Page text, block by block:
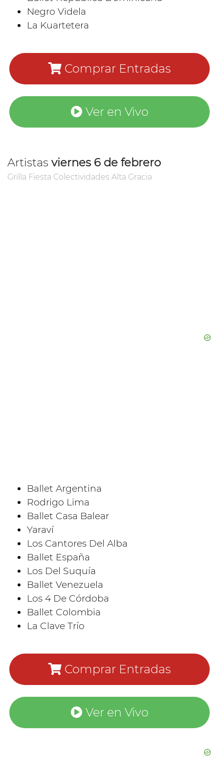
Negro Videla
La Kuartetera
Comprar Entradas
Ver en Vivo
Artistas viernes 6 de febrero
Grilla Fiesta Colectividades Alta Gracia
Ballet Argentina
Rodrigo Lima
Ballet Casa Balear
Yaraví
Los Cantores Del Alba
Ballet España
Los Del Suquía
Ballet Venezuela
Los 4 De Córdoba
Ballet Colombia
La Clave Trío
Comprar Entradas
Ver en Vivo